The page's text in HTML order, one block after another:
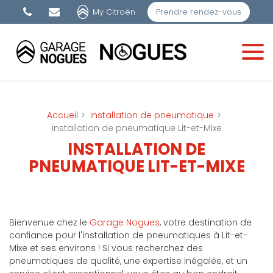
My Citroën Prendre rendez-vous
Accueil
installation de pneumatique
installation de pneumatique Lit-et-Mixe
INSTALLATION DE
PNEUMATIQUE LIT-ET-MIXE
Bienvenue chez le Garage Nogues, votre destination de
confiance pour l'installation de pneumatiques à Lit-et-
Mixe et ses environs ! Si vous recherchez des
pneumatiques de qualité, une expertise inégalée, et un
Panneau de gestion des cookies